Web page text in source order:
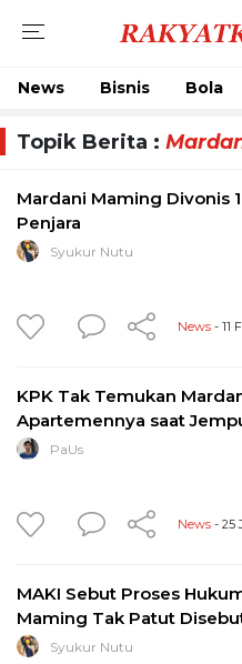
News Bisnis Bola
Topik Berita :
Mardani Maming Divonis
Penjara
Syukur Nutu
News - 11
KPK Tak Temukan
Apartemennya saat
PaUs
News - 25
MAKI Sebut Proses
Maming Tak Patut
Syukur Nutu